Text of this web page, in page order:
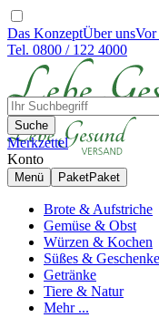
Das KonzeptÜber uns
Tel. 0800 / 122 4000
Suche
Merkzettel
Konto
Menü PaketPaket
Brote & Aufstriche
Gemüse & Obst
Würzen & Kochen
Süßes & Geschenke
Getränke
Tiere & Natur
Mehr ...